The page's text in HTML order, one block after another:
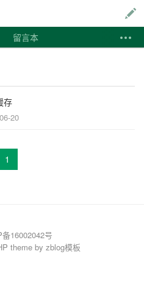
留言本
存
20
1
16002042号
theme by zblog模板